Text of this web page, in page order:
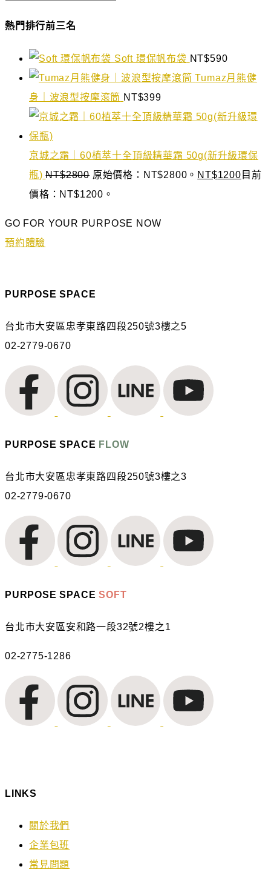
熱門排行前三名
Soft 環保帆布袋 NT$590
Tumaz月熊健
身｜波浪型按摩滾筒 NT$399
京城之霜｜60植萃十全頂級精華霜 50g(新升級環保
瓶) NT$2800 原始價格：NT$2800。 NT$1200 目前
價格：NT$1200。
GO FOR YOUR PURPOSE NOW
預約體驗
PURPOSE SPACE
台北市大安區忠孝東路四段250號3樓之5
02-2779-0670
PURPOSE SPACE FLOW
台北市大安區忠孝東路四段250號3樓之3
02-2779-0670
PURPOSE SPACESOFT
台北市大安區安和路一段32號2樓之1
02-2775-1286
LINKS
關於我們
企業包班
常見問題